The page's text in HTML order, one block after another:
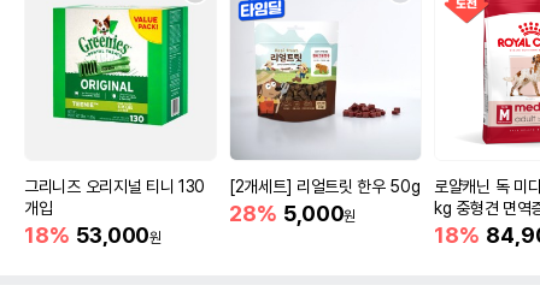
그리니즈 오리지널 티니 130
개입
18% 53,000원
[2개세트] 리얼트릿 한우 50g
28% 5,000원
로얄캐닌 독 미
kg 중형견 면역
18%